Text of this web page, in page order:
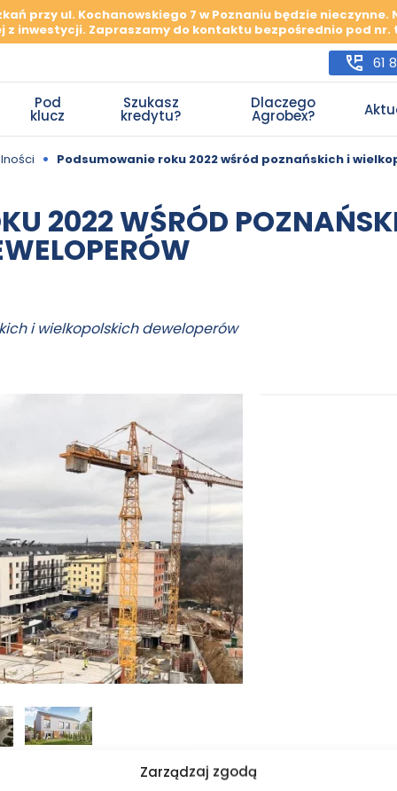
Zarządzaj zgodą
przy ul. Kochanowskiego 7 w Poznaniu będzie
z inwestycji. Zapraszamy do kontaktu bezpośrednio pod nr.
61
Pod
klucz
Szukasz
kredytu?
Dlaczego
Agrobex?
• Podsumowanie roku 2022 wśród poznańskich i
2022 WŚRÓD
i wielkopolskich deweloperów